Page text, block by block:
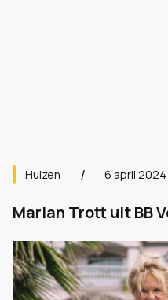
Huizen 6 april 2024
Marian Trott uit BB